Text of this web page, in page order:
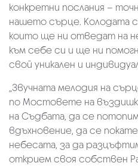
конкретни послания –
нашето сърце. Колодата
които ще ни отведат на
към себе си и ще ни
свой уникален и
„Звучната мелодия на
по Мостовете на
на Съдбата, да се
вдъхновение, да се
небесата, за да
открием своя собствен